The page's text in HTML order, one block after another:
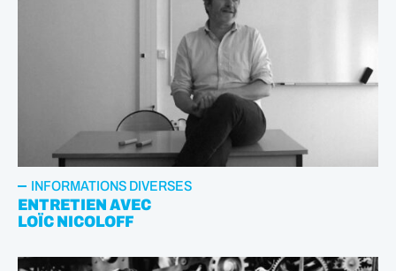
INFORMATIONS DIVERSES
ENTRETIEN AVEC
LOÏC NICOLOFF